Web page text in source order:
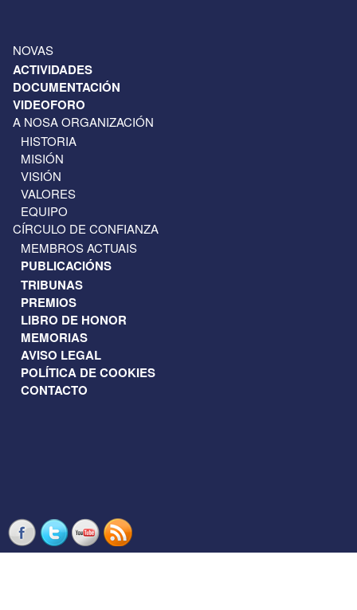
NOVAS
ACTIVIDADES
DOCUMENTACIÓN
VIDEOFORO
A NOSA ORGANIZACIÓN
HISTORIA
MISIÓN
VISIÓN
VALORES
EQUIPO
CÍRCULO DE CONFIANZA
MEMBROS ACTUAIS
PUBLICACIÓNS
TRIBUNAS
PREMIOS
LIBRO DE HONOR
MEMORIAS
AVISO LEGAL
POLÍTICA DE COOKIES
CONTACTO